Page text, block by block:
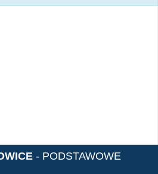
- PODSTAWOWE